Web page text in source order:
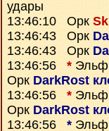
удары
13:46:10 Орк
13:46:43 Орк
13:46:43 Орк
13:46:56 * Эльф
Орк DarkRost
13:46:56 * Эльф
Орк DarkRost
13:46:56 * Эльф